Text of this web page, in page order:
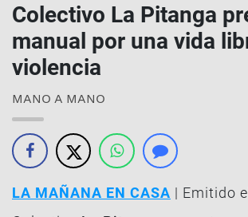
Colectivo La Pitanga
manual por una vida
violencia
MANO A MANO
LA MAÑANA EN CASA | Emitido